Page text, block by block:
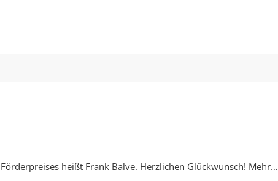
heißt Frank Balve. Herzlichen Glückwunsch! Mehr…